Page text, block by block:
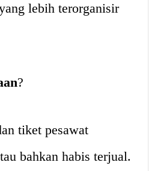
lebih terorganisir
?
tiket pesawat
bahkan habis terjual.